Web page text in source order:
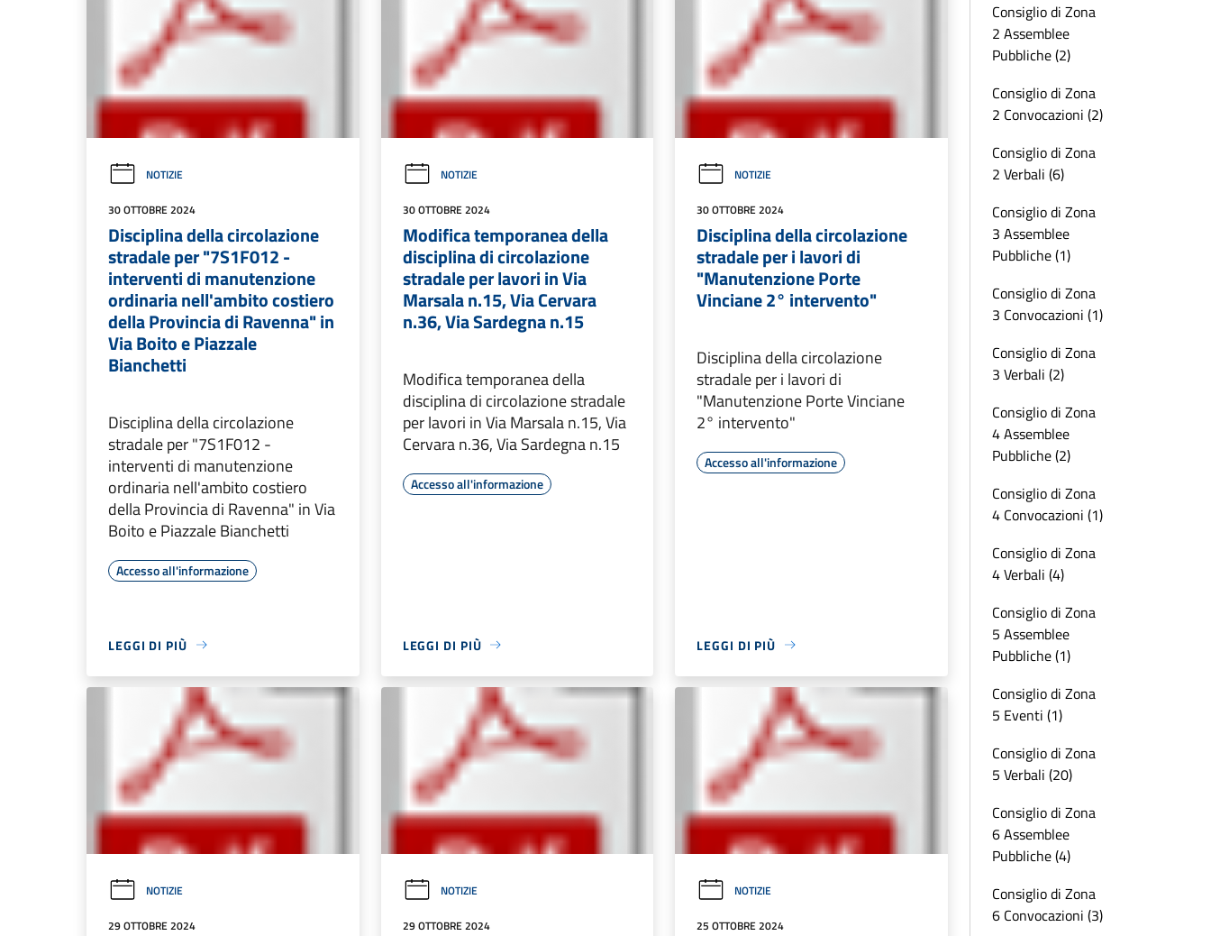
NOTIZIE
30 OTTOBRE 2024
Disciplina della circolazione
stradale per "7S1F012 -
interventi di manutenzione
ordinaria nell'ambito costiero
della Provincia di Ravenna" in
Via Boito e Piazzale
Bianchetti
Disciplina della circolazione
stradale per "7S1F012 -
interventi di manutenzione
ordinaria nell'ambito costiero
della Provincia di Ravenna" in Via
Boito e Piazzale Bianchetti
Accesso all'informazione
LEGGI DI PIÙ
NOTIZIE
30 OTTOBRE 2024
Modifica temporanea della
disciplina di circolazione
stradale per lavori in Via
Marsala n.15, Via Cervara
n.36, Via Sardegna n.15
Modifica temporanea della
disciplina di circolazione stradale
per lavori in Via Marsala n.15, Via
Cervara n.36, Via Sardegna n.15
Accesso all'informazione
LEGGI DI PIÙ
NOTIZIE
30 OTTOBRE 2024
Disciplina della circolazione
stradale per i lavori di
"Manutenzione Porte
Vinciane 2° intervento"
Disciplina della circolazione
stradale per i lavori di
"Manutenzione Porte Vinciane
2° intervento"
Accesso all'informazione
LEGGI DI PIÙ
NOTIZIE
29 OTTOBRE 2024
NOTIZIE
29 OTTOBRE 2024
NOTIZIE
25 OTTOBRE 2024
Consiglio di Zona
2 Assemblee
Pubbliche (2)
Consiglio di Zona
2 Convocazioni (2)
Consiglio di Zona
2 Verbali (6)
Consiglio di Zona
3 Assemblee
Pubbliche (1)
Consiglio di Zona
3 Convocazioni (1)
Consiglio di Zona
3 Verbali (2)
Consiglio di Zona
4 Assemblee
Pubbliche (2)
Consiglio di Zona
4 Convocazioni (1)
Consiglio di Zona
4 Verbali (4)
Consiglio di Zona
5 Assemblee
Pubbliche (1)
Consiglio di Zona
5 Eventi (1)
Consiglio di Zona
5 Verbali (20)
Consiglio di Zona
6 Assemblee
Pubbliche (4)
Consiglio di Zona
6 Convocazioni (3)